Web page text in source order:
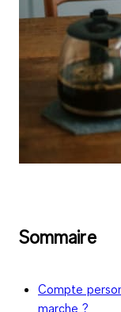
Sommaire
Compte
marche ?